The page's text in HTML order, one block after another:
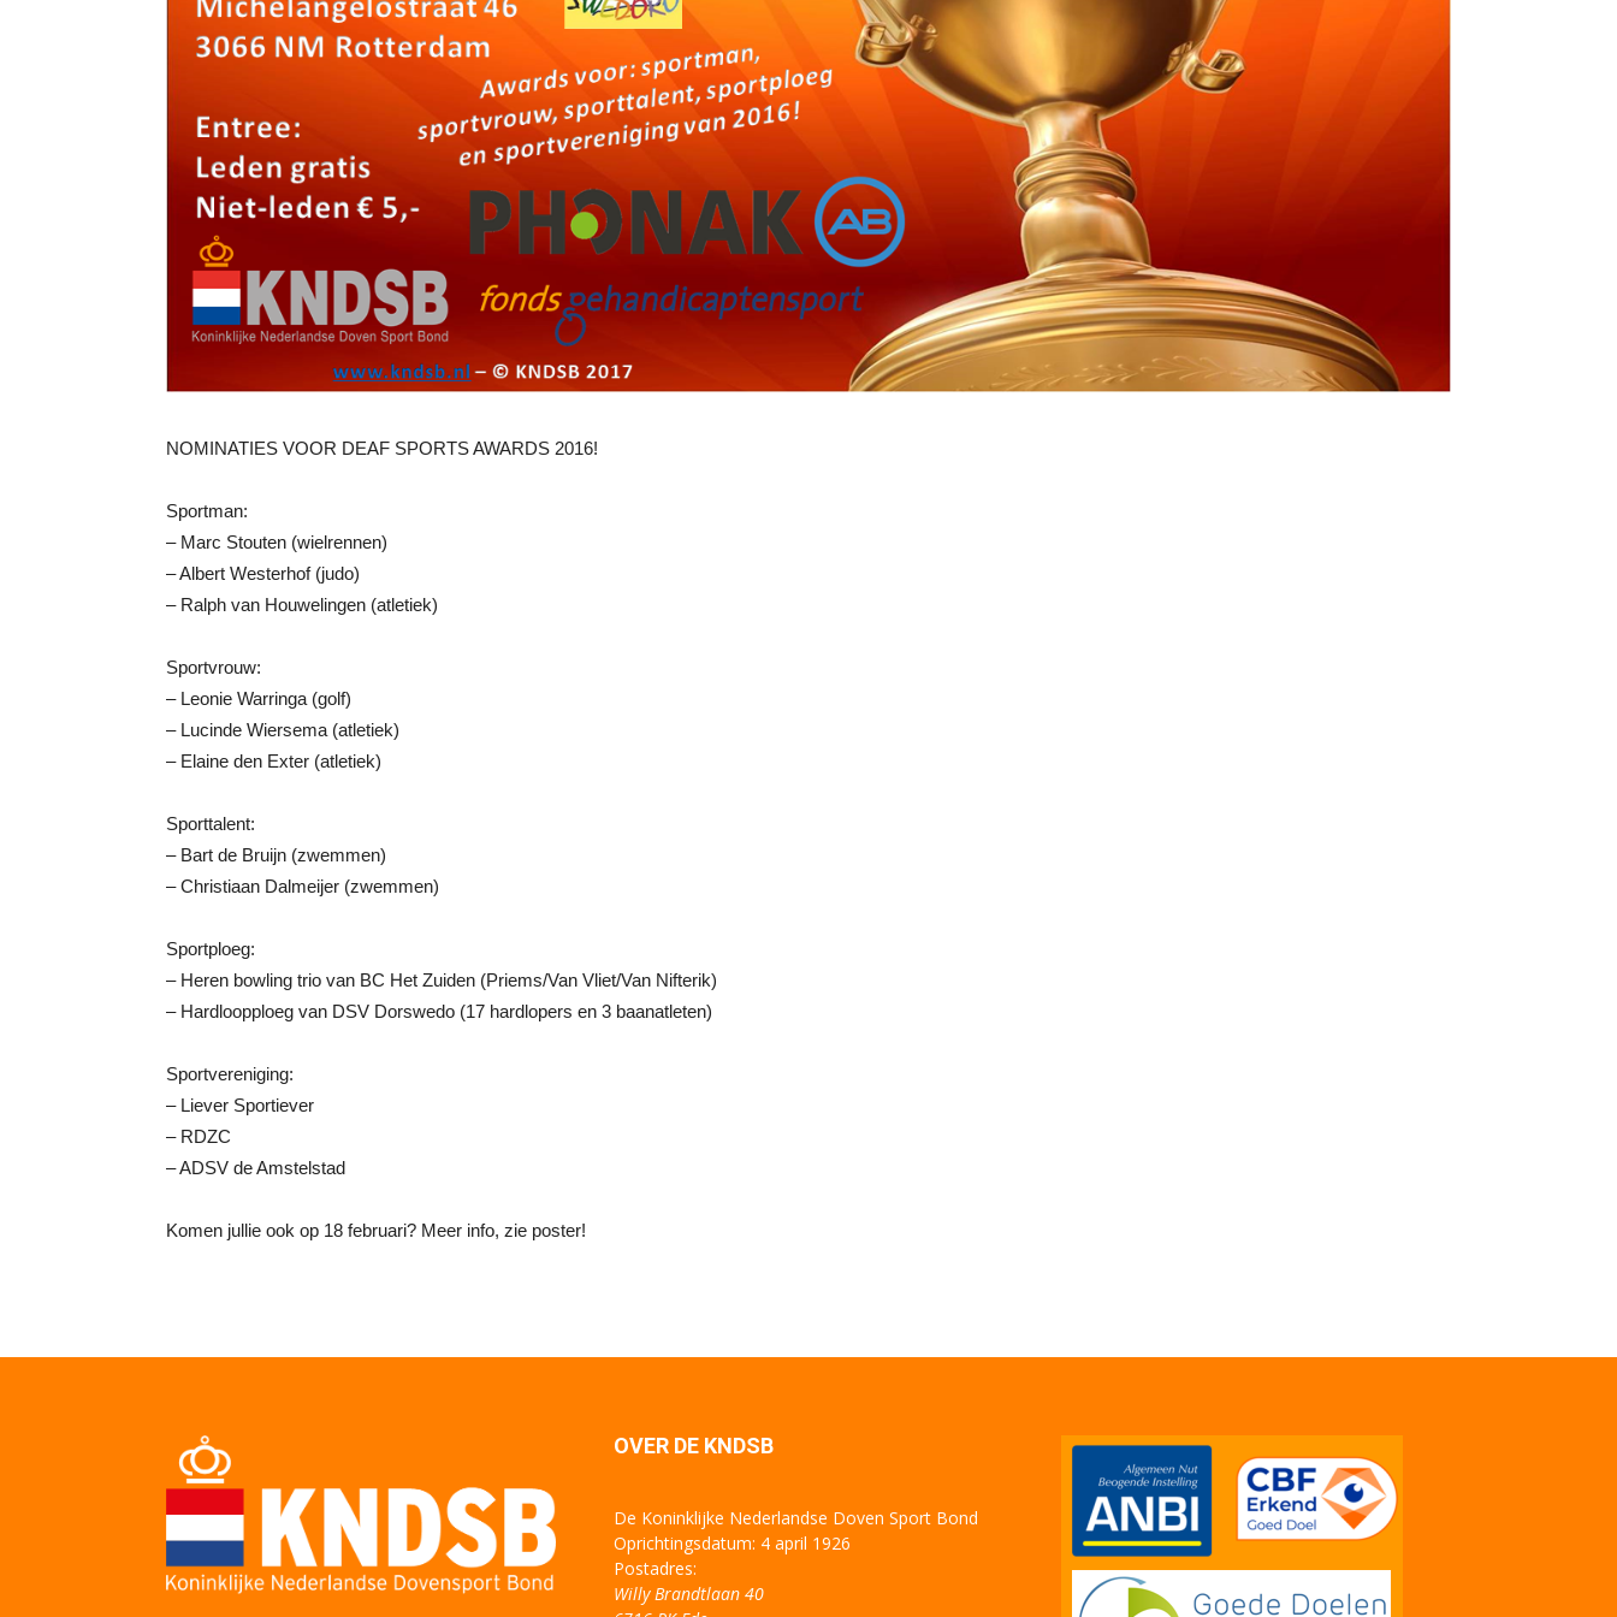
NOMINATIES VOOR DEAF SPORTS AWARDS 2016!
Sportman:
– Marc Stouten (wielrennen)
– Albert Westerhof (judo)
– Ralph van Houwelingen (atletiek)
Sportvrouw:
– Leonie Warringa (golf)
– Lucinde Wiersema (atletiek)
– Elaine den Exter (atletiek)
Sporttalent:
– Bart de Bruijn (zwemmen)
– Christiaan Dalmeijer (zwemmen)
Sportploeg:
– Heren bowling trio van BC Het Zuiden (Priems/Van Vliet/Van Nifterik)
– Hardloopploeg van DSV Dorswedo (17 hardlopers en 3 baanatleten)
Sportvereniging:
– Liever Sportiever
– RDZC
– ADSV de Amstelstad
Komen jullie ook op 18 februari? Meer info, zie poster!
OVER DE KNDSB
De Koninklijke Nederlandse Doven Sport Bond
Oprichtingsdatum: 4 april 1926
Postadres:
Willy Brandtlaan 40